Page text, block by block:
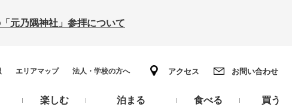
元乃隅神社」参拝について
エリアマップ 法人・学校の方へ アクセス お問い合わせ
楽しむ 泊まる 食べる 買う